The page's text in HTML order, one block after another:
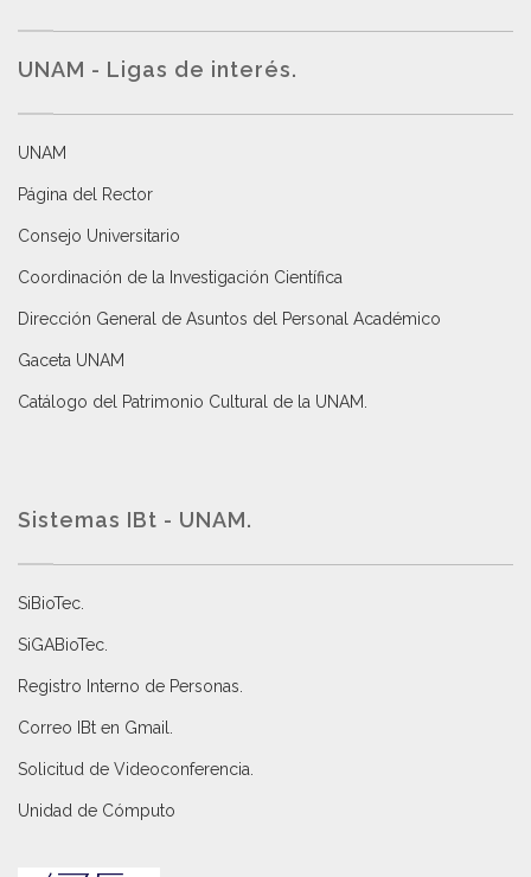
UNAM - Ligas de interés.
UNAM
Página del Rector
Consejo Universitario
Coordinación de la Investigación Científica
Dirección General de Asuntos del Personal Académico
Gaceta UNAM
Catálogo del Patrimonio Cultural de la UNAM.
Sistemas IBt - UNAM.
SiBioTec
SiGABioTec.
Registro Interno de Personas
Correo IBt en Gmail
Solicitud de Videoconferencia.
Unidad de Cómputo